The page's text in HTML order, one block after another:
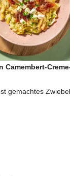
Camembert-Creme-
gemachtes Zwiebel-